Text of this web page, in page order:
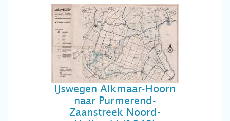
IJswegen Alkmaar-Hoorn
naar Purmerend-
Zaanstreek Noord-